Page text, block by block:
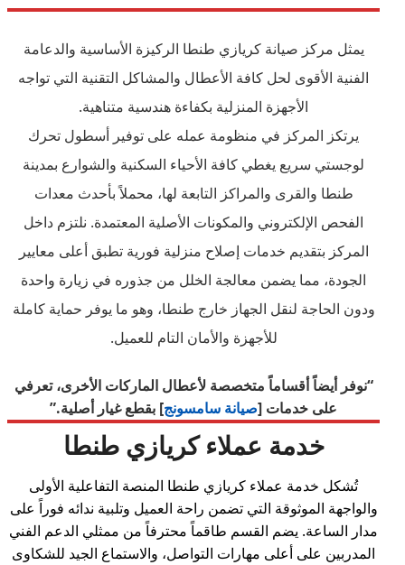
يمثل مركز صيانة كريازي طنطا الركيزة الأساسية والدعامة
الفنية الأقوى لحل كافة الأعطال والمشاكل التقنية التي تواجه
الأجهزة المنزلية بكفاءة هندسية متناهية.
يرتكز المركز في منظومة عمله على توفير أسطول تحرك
لوجستي سريع يغطي كافة الأحياء السكنية والشوارع بمدينة
طنطا والقرى والمراكز التابعة لها، محملاً بأحدث معدات
الفحص الإلكتروني والمكونات الأصلية المعتمدة. نلتزم داخل
المركز بتقديم خدمات إصلاح منزلية فورية تطبق أعلى معايير
الجودة، مما يضمن معالجة الخلل من جذوره في زيارة واحدة
ودون الحاجة لنقل الجهاز خارج طنطا، وهو ما يوفر حماية كاملة
للأجهزة والأمان التام للعميل.
“نوفر أيضاً أقساماً متخصصة لأعطال الماركات الأخرى، تعرفي
على خدمات [صيانة سامسونج] بقطع غيار أصلية.”
خدمة عملاء كريازي طنطا
تُشكل خدمة عملاء كريازي طنطا المنصة التفاعلية الأولى
والواجهة الموثوقة التي تضمن راحة العميل وتلبية ندائه فوراً على
مدار الساعة. يضم القسم طاقماً محترفاً من ممثلي الدعم الفني
المدربين على أعلى مهارات التواصل، والاستماع الجيد للشكاوى